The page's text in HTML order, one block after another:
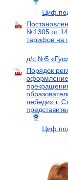
№1305 от
тарифов на
д/с №5
Порядок
оформление
лебеди» г.